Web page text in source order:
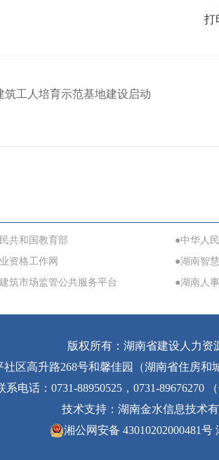
打
筑工人培育示范基地建设启动
共和国教育部 ●中华人
资格工作网 ●湖南智
筑市场监管公共服务平台 ●湖南人
版权所有：湖南省建设人力资
区高升路268号和馨佳园（湖南省住房和
系电话：0731-88950525，0731-89676270
技术支持： 湖南金水信息技术
湘公网安备 43010202000481号